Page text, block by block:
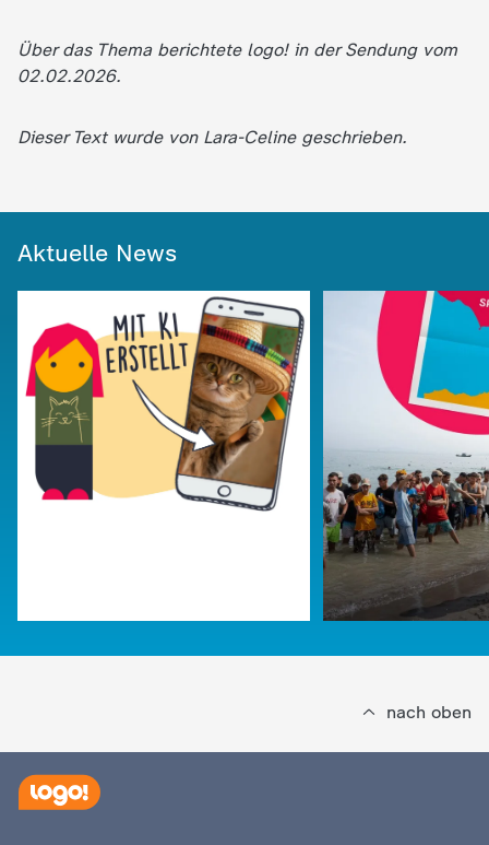
D
Über das Thema berichtete logo! in der Sendung vom
02.02.2026.
Dieser Text wurde von Lara-Celine geschrieben.
Aktuelle News
nach oben